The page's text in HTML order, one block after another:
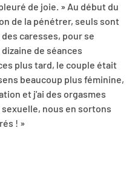
de joie. » Au début du
de la pénétrer, seuls sont
caresses, pour se
de séances
plus tard, le couple était
beaucoup plus féminine,
et j'ai des orgasmes
nous en sortons
! »